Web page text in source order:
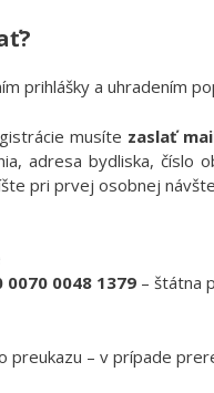
prihlášky a uhradením
musíte zaslať
adresa bydliska, číslo
pri prvej osobnej
0070 0048 1379 – štátna
preukazu – v prípade